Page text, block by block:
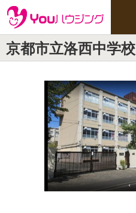
京都市立洛西中学校